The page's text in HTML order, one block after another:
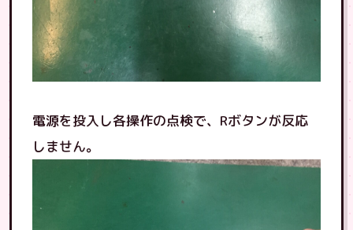
電源を投入し各操作の点検で、Rボタンが反応
しません。